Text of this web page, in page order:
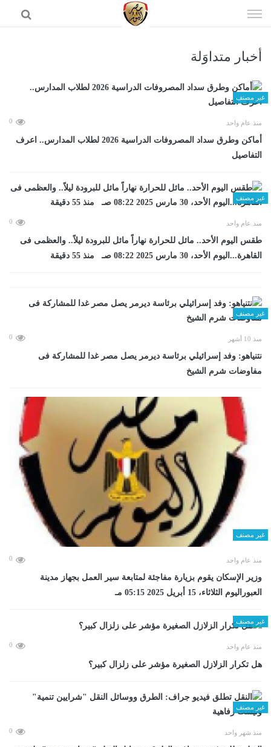
الى
أخبار متداوَلة
غير مصنف
منذ عام واحد 0
أماكن وطرق سداد المصروفات الدراسية 2026 لطلاب المدارس.. اعرف
التفاصيل
غير مصنف
منذ عام واحد 0
طقس اليوم الأحد.. مائل للحرارة نهاراً مائل للبرودة ليلاً.. والعظمى فى
القاهرة...اليوم الأحد، 30 مارس 2025 08:22 صـ منذ 55 دقيقة
غير مصنف
منذ 10 أشهر 0
نتنياهو: وفد إسرائيلي برئاسة ديرمر يصل مصر غدا للمشاركة فى
مفاوضات شرم الشيخ
غير مصنف
منذ عام واحد 0
وزير الإسكان يقوم بزيارة مفاجئة لمتابعة سير العمل بجهاز مدينة
العبوراليوم الثلاثاء، 15 أبريل 2025 05:15 مـ
غير مصنف
منذ عام واحد 0
هل تكرار الزلازل الصغيرة مؤشر على زلزال كبير؟
غير مصنف
منذ شهر واحد 0